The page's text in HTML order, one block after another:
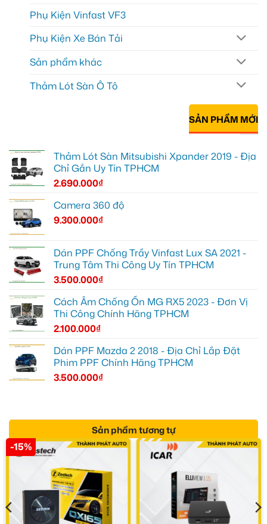
Phụ Kiện Vinfast VF3
Phụ Kiện Xe Bán Tải
Sản phẩm khác
Thảm Lót Sàn Ô Tô
SẢN PHẨM MỚI
Thảm Lót Sàn Mitsubishi Xpander 2019 - Địa
Chỉ Gắn Uy Tín TPHCM
2.690.000₫
Camera 360 độ
9.300.000₫
Dán PPF Chống Trầy Vinfast Lux SA 2021 -
Trung Tâm Thi Công Uy Tín TPHCM
3.500.000₫
Cách Âm Chống Ồn MG RX5 2023 - Đơn Vị
Thi Công Chính Hãng TPHCM
2.100.000₫
Dán PPF Mazda 2 2018 - Địa Chỉ Lắp Đặt
Phim PPF Chính Hãng TPHCM
3.500.000₫
Sản phẩm tương tự
-15%